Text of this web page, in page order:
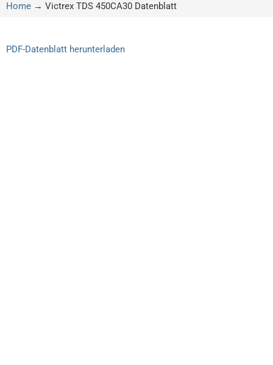
Home → Victrex TDS 450CA30 Datenblatt
PDF-Datenblatt herunterladen